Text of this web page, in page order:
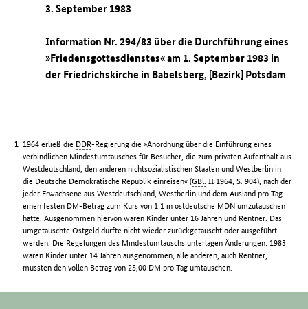
3. September 1983
Information Nr. 294/83 über die Durchführung eines
»Friedensgottesdienstes« am 1. September 1983 in
der Friedrichskirche in Babelsberg, [Bezirk] Potsdam
1964 erließ die DDR-Regierung die »Anordnung über die Einführung eines
verbindlichen Mindestumtausches für Besucher, die zum privaten Aufenthalt aus
Westdeutschland, den anderen nichtsozialistischen Staaten und Westberlin in
die Deutsche Demokratische Republik einreisen« (GBl. II 1964, S. 904), nach der
jeder Erwachsene aus Westdeutschland, Westberlin und dem Ausland pro Tag
einen festen DM-Betrag zum Kurs von 1:1 in ostdeutsche MDN umzutauschen
hatte. Ausgenommen hiervon waren Kinder unter 16 Jahren und Rentner. Das
umgetauschte Ostgeld durfte nicht wieder zurückgetauscht oder ausgeführt
werden. Die Regelungen des Mindestumtauschs unterlagen Änderungen: 1983
waren Kinder unter 14 Jahren ausgenommen, alle anderen, auch Rentner,
mussten den vollen Betrag von 25,00 DM pro Tag umtauschen.